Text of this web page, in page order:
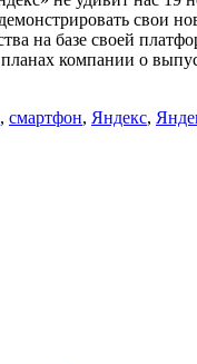
свои
на базе своей
компании о
, смартфон, Яндекс,